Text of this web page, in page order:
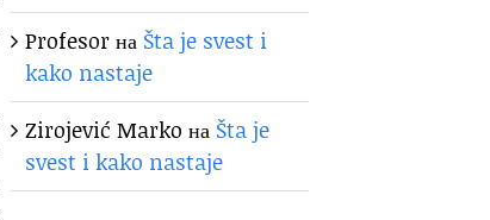
Profesorна Šta je svest i
kako nastaje
Zirojević Marko на Šta je
svest i kako nastaje